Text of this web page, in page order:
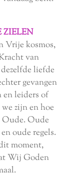
ZIELEN
Vrije kosmos,
van
liefde
gevangen
en leiders of
zijn en hoe
Oude. Oude
oude regels.
moment,
Wij Goden